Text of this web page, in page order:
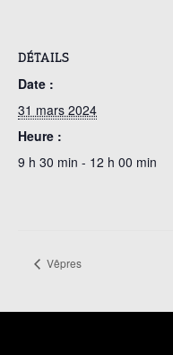
DÉTAILS
Date :
31 mars 2024
Heure :
9 h 30 min - 12 h 00 min
Vêpres